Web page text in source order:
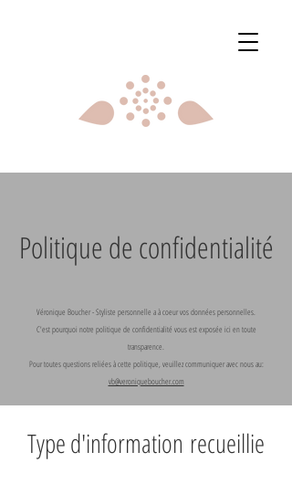
Politique de confidentialité
Véronique Boucher - Styliste personnelle a à coeur vos données personnelles.
C'est pourquoi notre politique de confidentialité vous est exposée ici en toute
transparence.
Pour toutes questions reliées à cette politique, veuillez communiquer avec nous au:
vb@veroniqueboucher.com
Type d'information recueillie